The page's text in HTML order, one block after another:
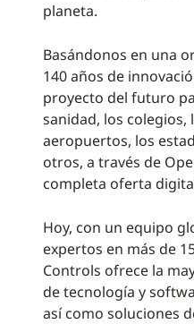
planeta.
Basándonos en una
140 años de
proyecto del futuro
sanidad, los colegios,
aeropuertos, los
otros, a través de
completa oferta
Hoy, con un equipo
expertos en más de
Controls ofrece la
de tecnología y
así como soluciones